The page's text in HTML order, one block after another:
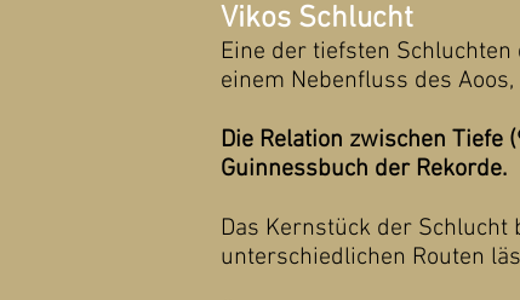
Vikos Schlucht
Eine der tiefsten Schluchten
einem Nebenfluss des
Die Relation zwischen
Guinnessbuch der Rekorde.
Das Kernstück der
unterschiedlichen Routen